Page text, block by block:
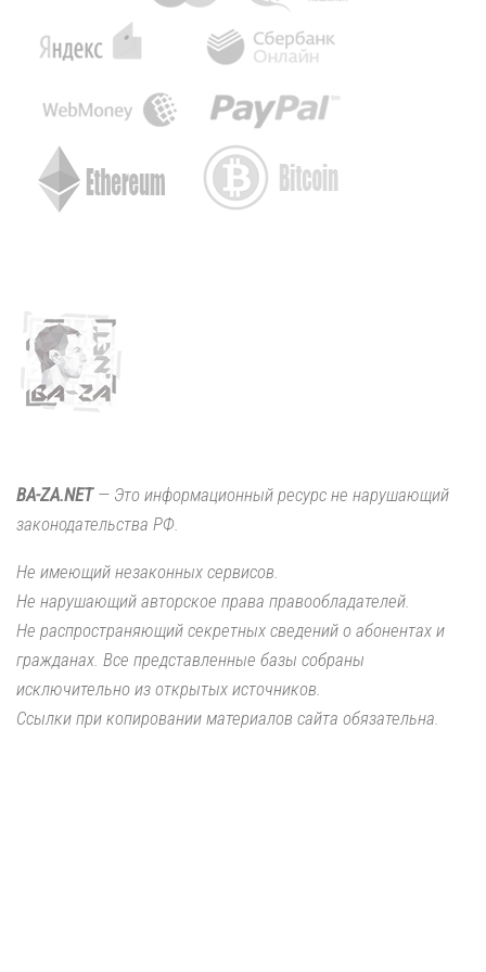
BA-ZA.NET— Это информационный ресурс не нарушающий
законодательства РФ.
Не имеющий незаконных сервисов.
Не нарушающий авторское права правообладателей.
Не распространяющий секретных сведений о абонентах и
гражданах. Все представленные базы собраны
исключительно из открытых источников.
Ссылки при копировании материалов сайта обязательна.